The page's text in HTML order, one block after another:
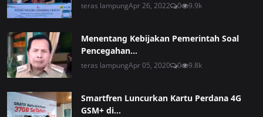
teras lampungApr 26, 2022 0 9.9k
Menentang Kebijakan Pemerintah Soal
Pencegahan...
teras lampungApr 05, 2020 0 9.8k
Smartfren Luncurkan Kartu Perdana 4G
GSM+ di...